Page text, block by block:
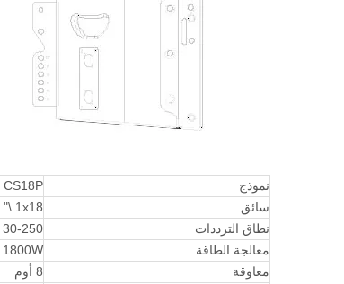
نموذج
CS18P واحد 18 بوصة مضخم صوت القرن
سائق
1x18 \"
نطاق الترددات
30-250 هرتز
معالجة الطاقة
1800W.
معاوقة
8 أوم